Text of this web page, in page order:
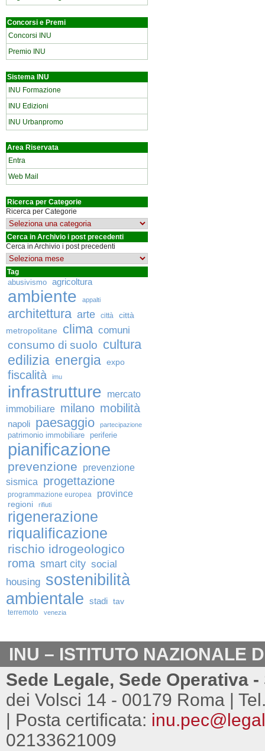
Concorsi e Premi
Concorsi INU
Premio INU
Sistema INU
INU Formazione
INU Edizioni
INU Urbanpromo
Area Riservata
Entra
Web Mail
Ricerca per Categorie
Ricerca per Categorie
Cerca in Archivio i post precedenti
Cerca in Archivio i post precedenti
Tag
abusivismo agricoltura
ambiente appalti
architettura arte città
città
metropolitane
clima comuni
consumo di suolo cultura
edilizia energia expo
fiscalità imu
infrastrutture
mercato
immobiliare milano mobilità
napoli paesaggio partecipazione
patrimonio immobiliare periferie
pianificazione
prevenzione
prevenzione
sismica
progettazione
programmazione europea province
regioni rifiuti
rigenerazione
riqualificazione
rischio idrogeologico
roma smart city social
housing sostenibilità
ambientale stadi tav
terremoto venezia
INU – ISTITUTO NAZIONALE
Sede Legale, Sede Operativa
dei Volsci 14 - 00179 Roma |
| Posta certificata:
02133621009